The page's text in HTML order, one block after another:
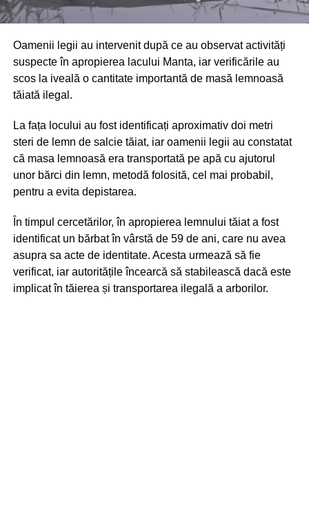
Oamenii legii au intervenit după ce au observat activități
suspecte în apropierea lacului Manta, iar verificările au
scos la iveală o cantitate importantă de masă lemnoasă
tăiată ilegal.
La fața locului au fost identificați aproximativ doi metri
steri de lemn de salcie tăiat, iar oamenii legii au constatat
că masa lemnoasă era transportată pe apă cu ajutorul
unor bărci din lemn, metodă folosită, cel mai probabil,
pentru a evita depistarea.
În timpul cercetărilor, în apropierea lemnului tăiat a fost
identificat un bărbat în vârstă de 59 de ani, care nu avea
asupra sa acte de identitate. Acesta urmează să fie
verificat, iar autoritățile încearcă să stabilească dacă este
implicat în tăierea și transportarea ilegală a arborilor.